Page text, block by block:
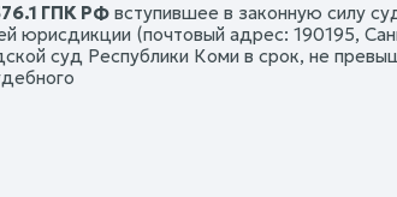
ГПК РФвступившее в законную силу
юрисдикции (почтовый адрес: 190195,
суд Республики Коми в срок, не